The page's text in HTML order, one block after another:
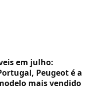
em julho:
Peugeot é a
mais vendido